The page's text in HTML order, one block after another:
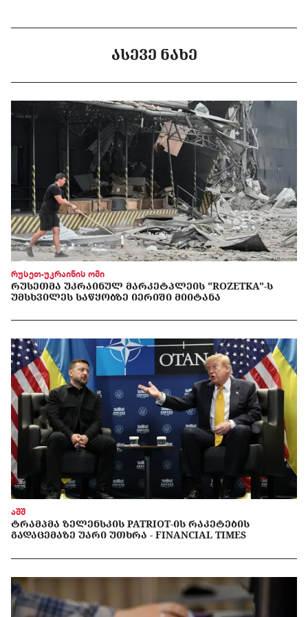
ᲐᲡᲔᲕᲔ ᲜᲐᲮᲔ
რუსეთ-უკრაინის ომი
ᲠᲣᲡᲔᲗᲛᲐ ᲣᲙᲠᲐᲘᲜᲣᲚ ᲛᲐᲠᲙᲔᲢᲞᲚᲔᲘᲡ "ROZETKA"-Ს
ᲣᲛᲡᲮᲕᲘᲚᲔᲡ ᲡᲐᲬᲧᲝᲑᲖᲔ ᲘᲔᲠᲘᲨᲘ ᲛᲘᲘᲢᲐᲜᲐ
აშშ
ᲢᲠᲐᲛᲞᲛᲐ ᲖᲔᲚᲔᲜᲡᲙᲘᲡ PATRIOT-ᲘᲡ ᲠᲐᲙᲔᲢᲔᲑᲘᲡ
ᲒᲐᲓᲐᲪᲔᲛᲐᲖᲔ ᲣᲐᲠᲘ ᲣᲗᲮᲠᲐ - FINANCIAL TIMES